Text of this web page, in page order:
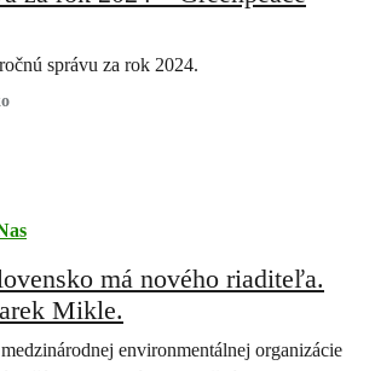
správu za rok 2024.
má nového riaditeľa.
Mikle.
environmentálnej organizácie